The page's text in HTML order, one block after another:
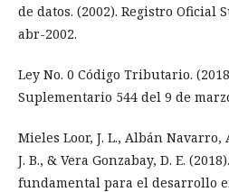
de datos. (2002). Registro Oficial
abr-2002.
Ley No. 0 Código Tributario.
Suplementario 544 del 9 de
Mieles Loor, J. L., Albán Navarro,
J. B., & Vera Gonzabay, D. E.
fundamental para el desarrollo